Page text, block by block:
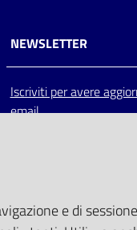
NEWSLETTER
Iscriviti per avere
email
e di